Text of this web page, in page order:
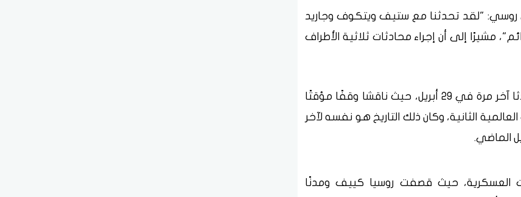
"لقد تحدثنا مع ستيف ويتكوف وجاريد
مشيرًا إلى أن إجراء محادثات ثلاثية الأطراف
وكان الرئيس الأمريكي دونالد ترامب وبوتين قد تحدثا آخر مرة في 29 أبريل، حيث ناقشا وقفًا مؤقتًا
الثانية، وكان ذلك التاريخ هو نفسه لآخر
الماضي.
العسكرية، حيث قصفت روسيا كييف ومدنًا